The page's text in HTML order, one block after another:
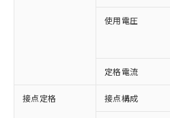
使用電圧
定格電流
接点定格 接点構成
※1 対応状況